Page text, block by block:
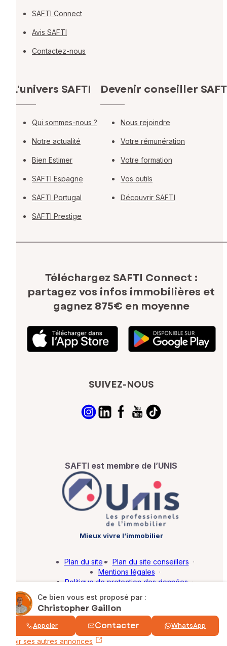
Ce bien vous est proposé par :
Christopher Gaillon
Appeler Contacter WhatsApp
Voir ses autres annonces
SAFTI Connect
Avis SAFTI
Contactez-nous
L'univers SAFTI
Qui sommes-nous ?
Notre actualité
Bien Estimer
SAFTI Espagne
SAFTI Portugal
SAFTI Prestige
Devenir conseiller
Nous rejoindre
Votre rémunération
Votre formation
Vos outils
Découvrir SAFTI
Téléchargez SAFTI Connect :
partagez vos infos immobilières et
gagnez 875€ en moyenne
SUIVEZ-NOUS
SAFTI est membre de l’UNIS
Mieux vivre l’immobilier
© SAFTI 2026. Tous droits réservés.
Plan du site · Plan du site conseillers ·
Mentions légales ·
Politique de protection des données ·